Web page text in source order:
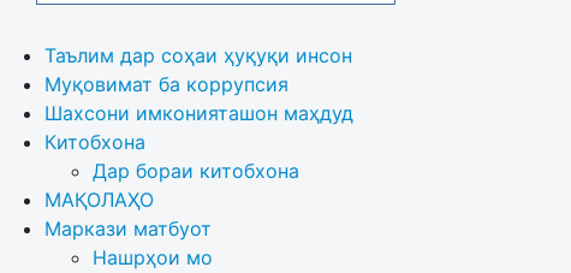
Таълим дар соҳаи ҳуқуқи инсон
Муқовимат ба коррупсия
Шахсони имконияташон маҳдуд
Китобхона
Дар бораи китобхона
МАҚОЛАҲО
Маркази матбуот
Нашрҳои мо